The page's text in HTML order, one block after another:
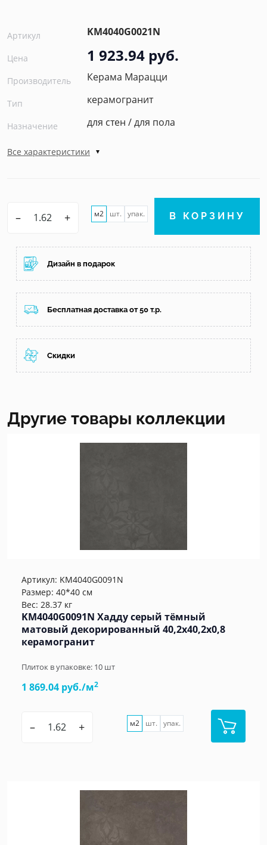
Артикул KM4040G0021N
Цена 1 923.94 руб.
Производитель Керама Марацци
Тип керамогранит
Назначение для стен / для пола
Все характеристики
– + м2 шт. упак. В КОРЗИНУ
Дизайн в подарок
Бесплатная доставка от 50 т.р.
Скидки
Другие товары коллекции
Артикул: KM4040G0091N
Размер: 40*40 см
Вес: 28.37 кг
KM4040G0091N Хадду серый тёмный
матовый декорированный 40,2x40,2x0,8
керамогранит
Плиток в упаковке: 10 шт
1 869.04 руб./м2
– + м2 шт. упак.